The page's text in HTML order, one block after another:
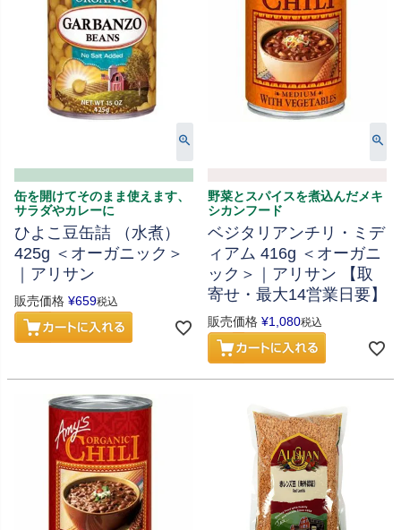
缶を開けてそのまま使えます、
サラダやカレーに
ひよこ豆缶詰 （水煮）
425g ＜オーガニック＞
｜アリサン
販売価格 ¥659税込
野菜とスパイスを煮込んだメキ
シカンフード
ベジタリアンチリ・ミデ
ィアム 416g ＜オーガニ
ック＞｜アリサン 【取
寄せ・最大14営業日要】
販売価格 ¥1,080税込